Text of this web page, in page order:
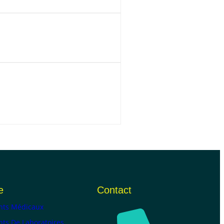
Médicaux
Contact